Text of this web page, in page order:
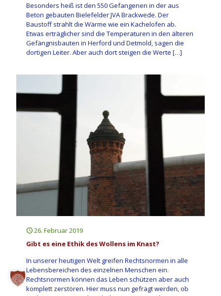
Besonders heiß ist den 550 Gefangenen in der aus
Beton gebauten Bielefelder JVA Brackwede. Der
Baustoff strahlt die Wärme wie ein Kachelofen ab.
Etwas erträglicher sind die Temperaturen in den älteren
Gefängnisbauten in Herford und Detmold, sagen die
dortigen Leiter. Aber auch dort steigen die Werte […]
26. Februar 2019
Gibt es eine Ethik des Wollens im Knast?
In unserer heutigen Welt greifen Rechtsnormen in alle
Lebensbereichen des einzelnen Menschen ein.
Rechtsnormen können das Leben schützen aber auch
komplett zerstören. Hier muss nun gefragt werden, ob